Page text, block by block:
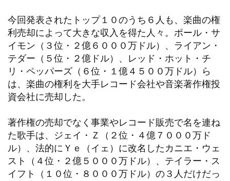
今回発表されたトップ１０のうち６人も、楽曲の権
利売却によって大きな収入を得た人々。ポール・サ
イモン（３位・２億６０００万ドル）、ライアン・
テダー（５位・２億ドル）、レッド・ホット・チ
リ・ペッパーズ（６位・１億４５００万ドル）ら
は、楽曲の権利を大手レコード会社や音楽著作権投
資会社に売却した。
著作権の売却でなく事業やレコード販売で名を連ね
た歌手は、ジェイ・Ｚ（２位・４億７０００万ド
ル）、法的にＹｅ（イェ）に改名したカニエ・ウェ
スト（４位・２億５０００万ドル）、テイラー・ス
イフト（１０位・８０００万ドル）の３人だけだっ